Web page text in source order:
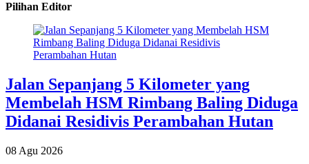
Pilihan Editor
Jalan Sepanjang 5 Kilometer yang
Membelah HSM Rimbang Baling Diduga
Didanai Residivis Perambahan Hutan
08 Agu 2026